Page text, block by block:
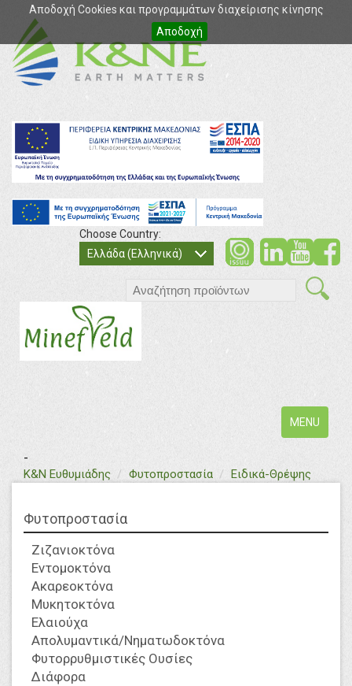
Αποδοχή Cookies και προγραμμάτων διαχείρισης κίνησης
Αποδοχή
Choose Country:
Ελλάδα (Ελληνικά)
Toggle
navigation
MENU
-
Κ&Ν Ευθυμιάδης textΦυτοπροστασία Ειδικά-Θρέψης
Φυτοπροστασία
Ζιζανιοκτόνα
Εντομοκτόνα
Ακαρεοκτόνα
Μυκητοκτόνα
Ελαιούχα
Απολυμαντικά/Νηματωδοκτόνα
Φυτορρυθμιστικές Ουσίες
Διάφορα